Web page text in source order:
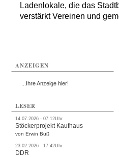
Ladenlokale, die das
verstärkt Vereinen und
ANZEIGEN
...Ihre Anzeige hier!
LESER
14.07.2026 - 07:12Uhr
Stöckerprojekt Kaufhaus
von Erwin Buß
23.02.2026 - 17:42Uhr
DDR